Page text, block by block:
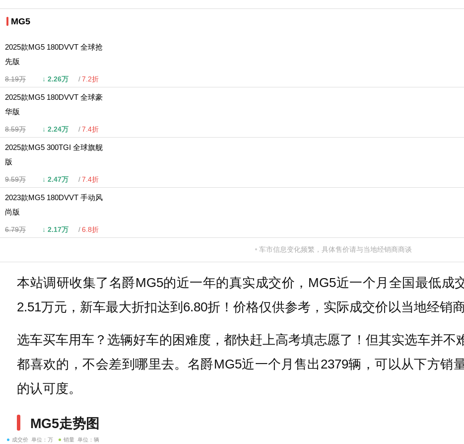
MG5
2025款MG5 180DVVT 全球抢
先版
8.19万 ↓ 2.26万 7.2折
2025款MG5 180DVVT 全球豪
华版
8.59万 ↓ 2.24万 7.4折
2025款MG5 300TGI 全球旗舰
版
9.59万 ↓ 2.47万 7.4折
2023款MG5 180DVVT 手动风
尚版
6.79万 ↓ 2.17万 6.8折
车市信息变化频繁，具体售价请与当地经销商商谈
本站调研收集了名爵MG5的近一年的真实成交价，MG5近一个月全国最低成
2.51万元，新车最大折扣达到6.80折！价格仅供参考，实际成交价以当地经销商
选车买车用车？选辆好车的困难度，都快赶上高考填志愿了！但其实选车并不
都喜欢的，不会差到哪里去。名爵MG5近一个月售出2379辆，可以从下方销
的认可度。
MG5走势图
成交价 单位：万 销量 单位：辆